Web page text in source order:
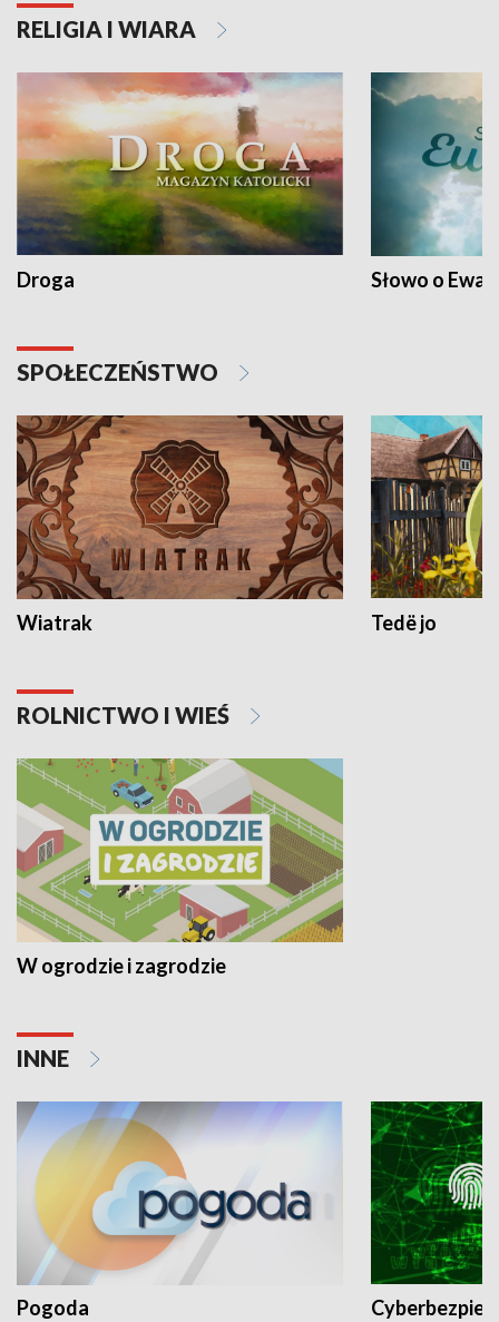
RELIGIA I WIARA
Droga Słowo o
SPOŁECZEŃSTWO
Wiatrak Tedë jo
ROLNICTWO I WIEŚ
W ogrodzie i zagrodzie
INNE
Pogoda